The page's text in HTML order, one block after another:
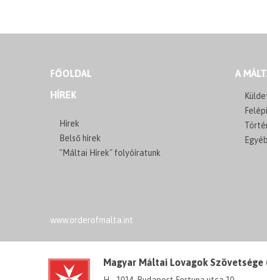
FŐOLDAL
HÍREK
Hírek
Belső hírek
"Máltai Hírek" folyóíratunk
A
www.orderofmalta.int
Magyar Máltai Lovagok Szövetsége